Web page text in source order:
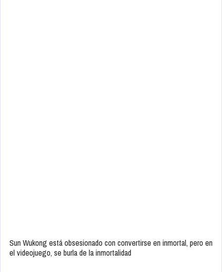
Sun Wukong está obsesionado con convertirse en inmortal, pero en
el videojuego, se burla de la inmortalidad